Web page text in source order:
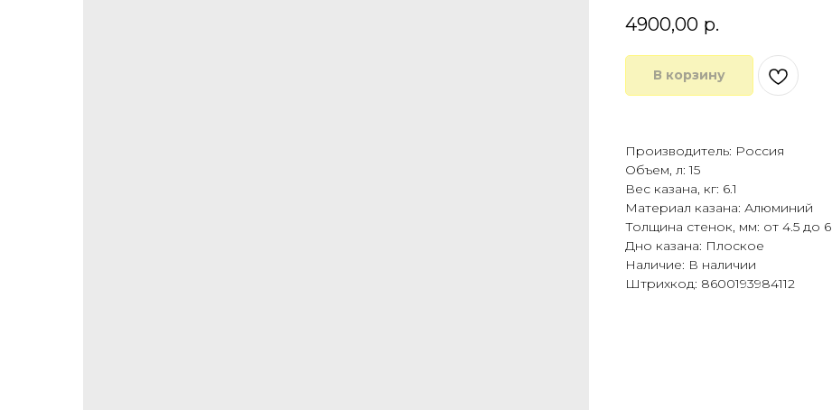
4900,00 р.
В корзину
Производитель: Россия
Объем, л: 15
Вес казана, кг: 6.1
Материал казана: Алюминий
Толщина стенок, мм: от 4.5 до 6
Дно казана: Плоское
Наличие: В наличии
Штрихкод: 8600193984112